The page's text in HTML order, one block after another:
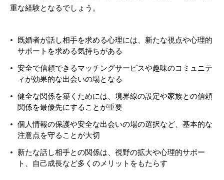
重な経験となるでしょう。
既婚者が話し相手を求める心理には、新たな視点や心理的
サポートを求める気持ちがある
安全で信頼できるマッチングサービスや趣味のコミュニテ
ィが効果的な出会いの場となる
健全な関係を築くためには、境界線の設定や家族との信頼
関係を最優先にすることが重要
個人情報の保護や安全な出会いの場の選択など、基本的な
注意点を守ることが大切
新たな話し相手との関係は、視野の拡大や心理的サポー
ト、自己成長など多くのメリットをもたらす